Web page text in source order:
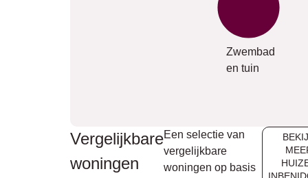
Zwembad
en tuin
Vergelijkbare
woningen
Een selectie van
vergelijkbare
woningen op basis